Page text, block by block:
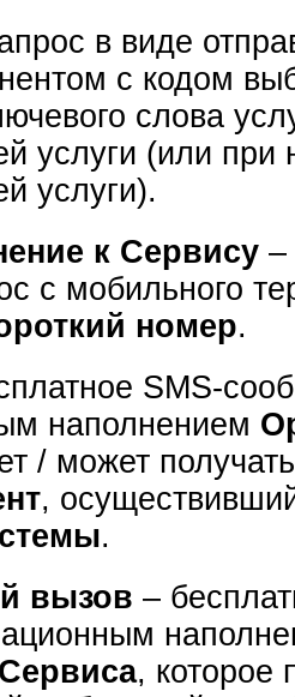
в виде
с кодом
слова
услуги (или
услуги).
к Сервису–
с мобильного
номер.
SMS-
наполнением
/ может
,
.
вызов–
, которое